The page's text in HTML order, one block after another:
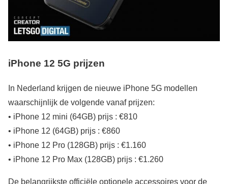
iPhone 12 5G prijzen
In Nederland krijgen de nieuwe iPhone 5G modellen
waarschijnlijk de volgende vanaf prijzen:
• iPhone 12 mini (64GB) prijs : €810
• iPhone 12 (64GB) prijs : €860
• iPhone 12 Pro (128GB) prijs : €1.160
• iPhone 12 Pro Max (128GB) prijs : €1.260
De belangrijkste officiële optionele accessoires voor de